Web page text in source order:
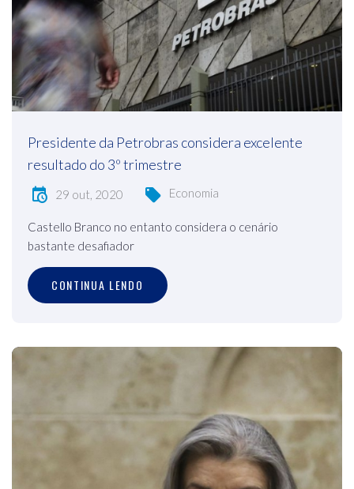
Presidente da Petrobras considera excelente
resultado do 3º trimestre
29 out, 2020 Economia
Castello Branco no entanto considera o cenário
bastante desafiador
CONTINUA LENDO